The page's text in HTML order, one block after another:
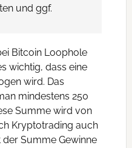
und ggf.
Bitcoin Loophole
wichtig, dass eine
wird. Das
mindestens 250
Summe wird von
Kryptotrading auch
Summe Gewinne